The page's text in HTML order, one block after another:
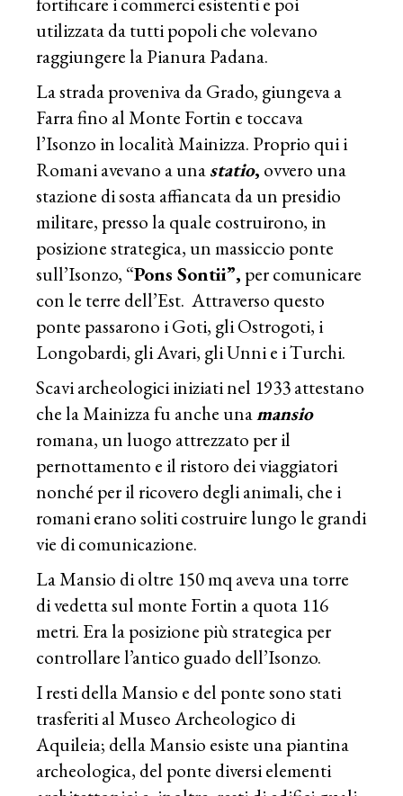
utilizzata da tutti popoli che volevano
raggiungere la Pianura Padana.
La strada proveniva da Grado, giungeva a
Farra fino al Monte Fortin e toccava
l’Isonzo in località Mainizza. Proprio qui i
Romani avevano a unastatio, ovvero una
stazione di sosta affiancata da un presidio
militare, presso la quale costruirono, in
posizione strategica, un massiccio ponte
sull’Isonzo, “Pons Sontii”, per comunicare
con le terre dell’Est. Attraverso questo
ponte passarono i Goti, gli Ostrogoti, i
Longobardi, gli Avari, gli Unni e i Turchi.
Scavi archeologici iniziati nel 1933 attestano
che la Mainizza fu anche unamansio
romana, un luogo attrezzato per il
pernottamento e il ristoro dei viaggiatori
nonché per il ricovero degli animali, che i
romani erano soliti costruire lungo le grandi
vie di comunicazione.
La Mansio di oltre 150 mq aveva una torre
di vedetta sul monte Fortin a quota 116
metri. Era la posizione più strategica per
controllare l’antico guado dell’Isonzo.
I resti della Mansio e del ponte sono stati
trasferiti al Museo Archeologico di
Aquileia; della Mansio esiste una piantina
archeologica, del ponte diversi elementi